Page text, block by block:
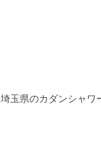
埼玉県のカダンシャワ